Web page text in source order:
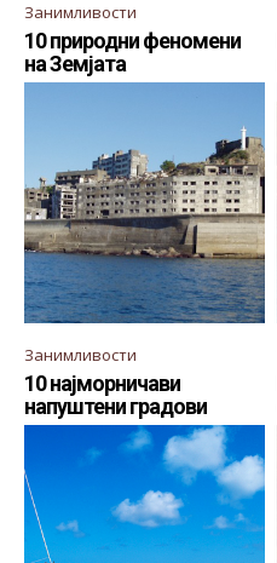
Занимливости
10 природни феномени
на Земјата
Занимливости
10 најморничави
напуштени градови